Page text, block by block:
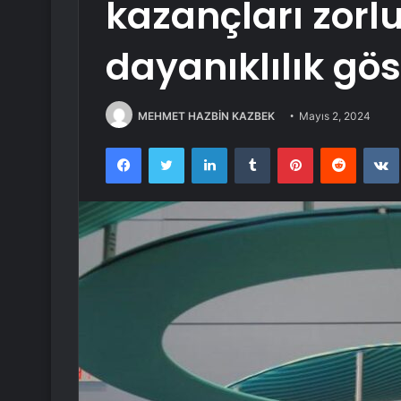
kazançları
dayanıklılık
MEHMET HAZBİN KAZBEK Mayıs 2, 2024
FacebookTwitter LinkedInTumblr PinterestReddit